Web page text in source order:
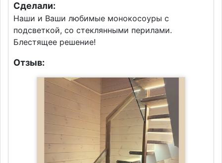
Сделали:
Наши и Ваши любимые монокосоуры с
подсветкой, со стеклянными перилами.
Блестящее решение!
Отзыв: